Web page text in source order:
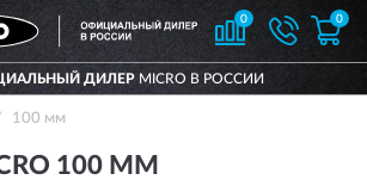
0 0
ДИЛЕР MICRO В РОССИИ
100 мм
100 ММ